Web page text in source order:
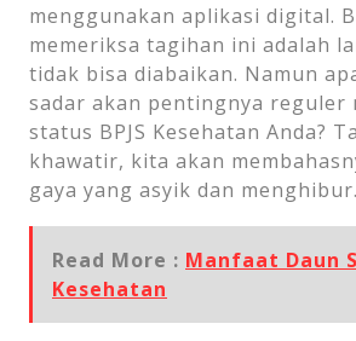
menggunakan aplikasi digital.
memeriksa tagihan ini adalah
tidak bisa diabaikan. Namun
sadar akan pentingnya reguler
status BPJS Kesehatan Anda?
khawatir, kita akan
gaya yang asyik dan menghibur.
Read More : Manfaat Daun
Kesehatan